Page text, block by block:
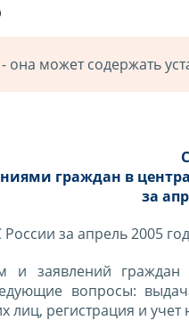
она может содержать
граждан в
за
за апрель 2005
и заявлений
вопросы:
лиц, регистрация и